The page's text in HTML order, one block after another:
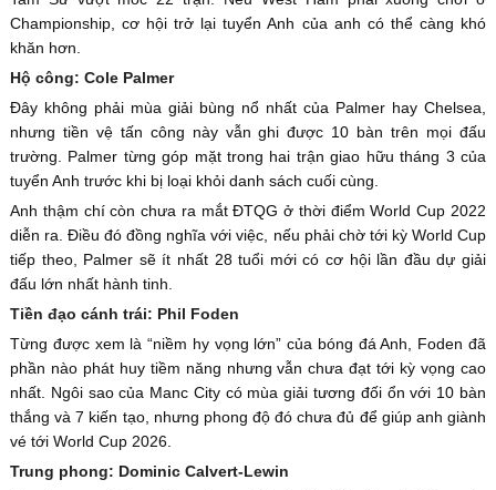
Championship, cơ hội trở lại tuyển Anh của anh có thể càng khó
khăn hơn.
Hộ công: Cole Palmer
Đây không phải mùa giải bùng nổ nhất của Palmer hay Chelsea,
nhưng tiền vệ tấn công này vẫn ghi được 10 bàn trên mọi đấu
trường. Palmer từng góp mặt trong hai trận giao hữu tháng 3 của
tuyển Anh trước khi bị loại khỏi danh sách cuối cùng.
Anh thậm chí còn chưa ra mắt ĐTQG ở thời điểm World Cup 2022
diễn ra. Điều đó đồng nghĩa với việc, nếu phải chờ tới kỳ World Cup
tiếp theo, Palmer sẽ ít nhất 28 tuổi mới có cơ hội lần đầu dự giải
đấu lớn nhất hành tinh.
Tiền đạo cánh trái: Phil Foden
Từng được xem là “niềm hy vọng lớn” của bóng đá Anh, Foden đã
phần nào phát huy tiềm năng nhưng vẫn chưa đạt tới kỳ vọng cao
nhất. Ngôi sao của Manc City có mùa giải tương đối ổn với 10 bàn
thắng và 7 kiến tạo, nhưng phong độ đó chưa đủ để giúp anh giành
vé tới World Cup 2026.
Trung phong: Dominic Calvert-Lewin